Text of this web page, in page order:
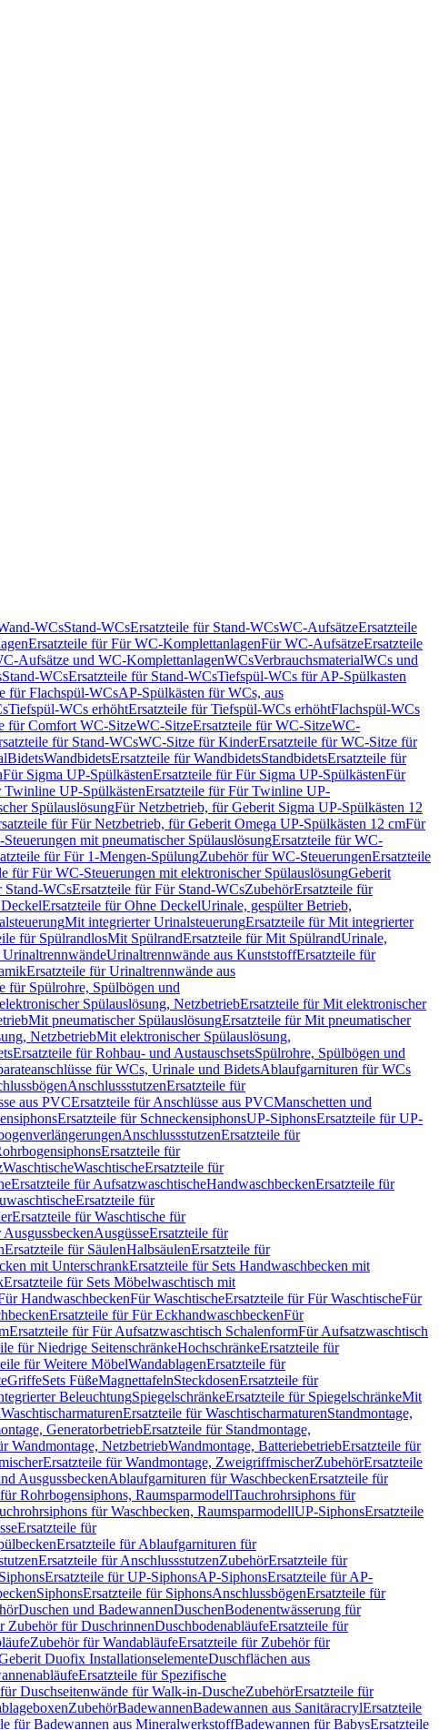
WCsStand-WCsErsatzteile für Stand-WCsWC-AufsätzeErsatzteile
Ersatzteile für Für WC-KomplettanlagenFür WC-AufsätzeErsatzteile
Aufsätze und WC-KomplettanlagenWCsVerbrauchsmaterialWCs und
Stand-WCsErsatzteile für Stand-WCsTiefspül-WCs für AP-Spülkasten
für Flachspül-WCsAP-Spülkästen für WCs, aus
Tiefspül-WCs erhöhtErsatzteile für Tiefspül-WCs erhöhtFlachspül-WCs
für Comfort WC-SitzeWC-SitzeErsatzteile für WC-SitzeWC-
für Stand-WCsWC-Sitze für KinderErsatzteile für WC-Sitze für
BidetsWandbidetsErsatzteile für WandbidetsStandbidetsErsatzteile für
Für Sigma UP-SpülkästenErsatzteile für Für Sigma UP-SpülkästenFür
Twinline UP-SpülkästenErsatzteile für Für Twinline UP-
SpülauslösungFür Netzbetrieb, für Geberit Sigma UP-Spülkästen 12
für Für Netzbetrieb, für Geberit Omega UP-Spülkästen 12 cmFür
mit pneumatischer SpülauslösungErsatzteile für WC-
für Für 1-Mengen-SpülungZubehör für WC-SteuerungenErsatzteile
für Für WC-Steuerungen mit elektronischer SpülauslösungGeberit
Stand-WCsErsatzteile für Für Stand-WCsZubehörErsatzteile für
Ersatzteile für Ohne DeckelUrinale, gespülter Betrieb,
Mit integrierter UrinalsteuerungErsatzteile für Mit integrierter
für SpülrandlosMit SpülrandErsatzteile für Mit SpülrandUrinale,
Urinaltrennwände aus KunststoffErsatzteile für
Ersatzteile für Urinaltrennwände aus
für Spülrohre, Spülbögen und
Spülauslösung, NetzbetriebErsatzteile für Mit elektronischer
Mit pneumatischer SpülauslösungErsatzteile für Mit pneumatischer
NetzbetriebMit elektronischer Spülauslösung,
Ersatzteile für Rohbau- und AustauschsetsSpülrohre, Spülbögen und
für WCs, Urinale und BidetsAblaufgarnituren für WCs
AnschlussstutzenErsatzteile für
aus PVCErsatzteile für Anschlüsse aus PVCManschetten und
Ersatzteile für SchneckensiphonsUP-SiphonsErsatzteile für UP-
AnschlussstutzenErsatzteile für
Ersatzteile für
WaschtischeWaschtischeErsatzteile für
Ersatzteile für AufsatzwaschtischeHandwaschbeckenErsatzteile für
Ersatzteile für
Ersatzteile für Waschtische für
AusgüsseErsatzteile für
Ersatzteile für SäulenHalbsäulenErsatzteile für
mit UnterschrankErsatzteile für Sets Handwaschbecken mit
Ersatzteile für Sets Möbelwaschtisch mit
HandwaschbeckenFür WaschtischeErsatzteile für Für WaschtischeFür
Ersatzteile für Für EckhandwaschbeckenFür
Ersatzteile für Für Aufsatzwaschtisch SchalenformFür Aufsatzwaschtisch
für Niedrige SeitenschränkeHochschränkeErsatzteile für
für Weitere MöbelWandablagenErsatzteile für
GriffeSets FüßeMagnettafelnSteckdosenErsatzteile für
BeleuchtungSpiegelschränkeErsatzteile für SpiegelschränkeMit
WaschtischarmaturenErsatzteile für WaschtischarmaturenStandmontage,
GeneratorbetriebErsatzteile für Standmontage,
Wandmontage, NetzbetriebWandmontage, BatteriebetriebErsatzteile für
Ersatzteile für Wandmontage, ZweigriffmischerZubehörErsatzteile
AusgussbeckenAblaufgarnituren für WaschbeckenErsatzteile für
Rohrbogensiphons, RaumsparmodellTauchrohrsiphons für
für Waschbecken, RaumsparmodellUP-SiphonsErsatzteile
Ersatzteile für
Ersatzteile für Ablaufgarnituren für
Ersatzteile für AnschlussstutzenZubehörErsatzteile für
Ersatzteile für UP-SiphonsAP-SiphonsErsatzteile für AP-
SiphonsErsatzteile für SiphonsAnschlussbögenErsatzteile für
Duschen und BadewannenDuschenBodenentwässerung für
Zubehör für DuschrinnenDuschbodenabläufeErsatzteile für
Zubehör für WandabläufeErsatzteile für Zubehör für
Duofix InstallationselementeDuschflächen aus
Ersatzteile für Spezifische
Duschseitenwände für Walk-in-DuscheZubehörErsatzteile für
ZubehörBadewannenBadewannen aus SanitäracrylErsatzteile
für Badewannen aus MineralwerkstoffBadewannen für BabysErsatzteile